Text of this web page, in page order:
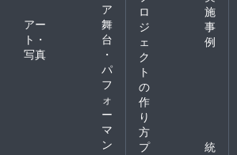
ア
アー
ト・
写真
舞
台
・
パ
フ
ォ
ー
マ
ン
ロ
ジ
ェ
ク
ト
の
作
り
方
施
事
例
プ
統